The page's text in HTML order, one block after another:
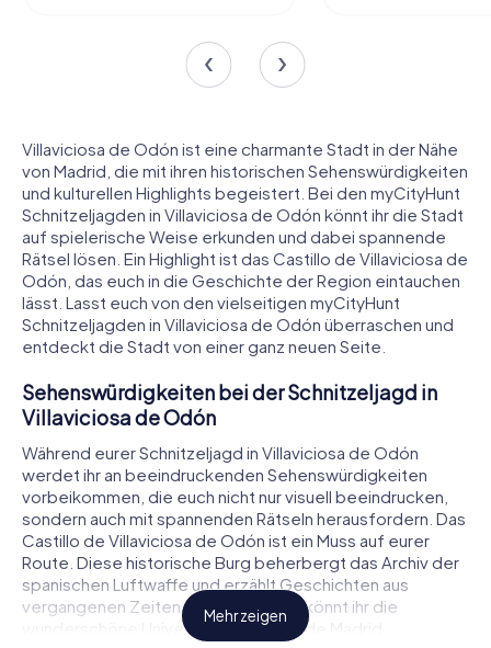
Villaviciosa de Odón ist eine charmante Stadt in der Nähe
von Madrid, die mit ihren historischen Sehenswürdigkeiten
und kulturellen Highlights begeistert. Bei den myCityHunt
Schnitzeljagden in Villaviciosa de Odón könnt ihr die Stadt
auf spielerische Weise erkunden und dabei spannende
Rätsel lösen. Ein Highlight ist das Castillo de Villaviciosa de
Odón, das euch in die Geschichte der Region eintauchen
lässt. Lasst euch von den vielseitigen myCityHunt
Schnitzeljagden in Villaviciosa de Odón überraschen und
entdeckt die Stadt von einer ganz neuen Seite.
Sehenswürdigkeiten bei der Schnitzeljagd in
Villaviciosa de Odón
Während eurer Schnitzeljagd in Villaviciosa de Odón
werdet ihr an beeindruckenden Sehenswürdigkeiten
vorbeikommen, die euch nicht nur visuell beeindrucken,
sondern auch mit spannenden Rätseln herausfordern. Das
Castillo de Villaviciosa de Odón ist ein Muss auf eurer
Route. Diese historische Burg beherbergt das Archiv der
spanischen Luftwaffe und erzählt Geschichten aus
vergangenen Zeiten. Darüber hinaus könnt ihr die
wunderschöne Universidad Europea de Madrid
Mehr zeigen